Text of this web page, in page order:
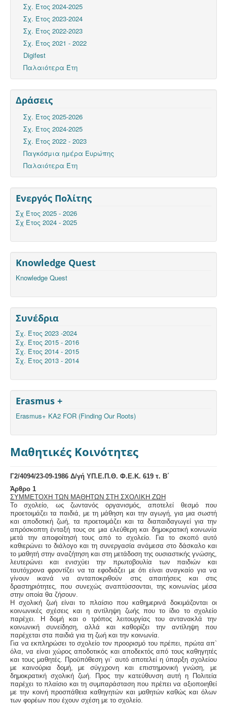
Σχ. Έτος 2024-2025
Σχ. Έτος 2023-2024
Σχ. Έτος 2022-2023
Σχ. Έτος 2021 - 2022
Digifest
Παλαιότερα Έτη
Δράσεις
Σχ. Έτος 2025-2026
Σχ. Έτος 2024-2025
Σχ. Έτος 2022 - 2023
Παγκόσμια ημέρα Ευρώπης
Παλαιότερα Έτη
Ενεργός Πολίτης
Σχ Έτος 2025 - 2026
Σχ Έτος 2024 - 2025
Knowledge Quest
Knowledge Quest
Συνέδρια
Σχ. Έτος 2023 -2024
Σχ. Έτος 2015 - 2016
Σχ. Έτος 2014 - 2015
Σχ. Έτος 2013 - 2014
Erasmus +
Erasmus+ KA2 FOR (Finding Our Roots)
Μαθητικές Κοινότητες
Γ2/4094/23-09-1986 Δ/γή ΥΠ.Ε.Π.Θ. Φ.Ε.Κ. 619 τ. Β΄
Άρθρο 1
ΣΥΜΜΕΤΟΧΗ ΤΩΝ ΜΑΘΗΤΩΝ ΣΤΗ ΣΧΟΛΙΚΗ ΖΩΗ
Το σχολείο, ως ζωντανός οργανισμός, αποτελεί θεσμό που
προετοιμάζει τα παιδιά, με τη μάθηση και την αγωγή, για μια σωστή
και αποδοτική ζωή, τα προετοιμάζει και τα διαπαιδαγωγεί για την
απρόσκοπτη ένταξή τους σε μια ελεύθερη και δημοκρατική κοινωνία
μετά την αποφοίτησή τους από το σχολείο. Για το σκοπό αυτό
καθιερώνει το διάλογο και τη συνεργασία ανάμεσα στο δάσκαλο και
το μαθητή στην αναζήτηση και στη μετάδοση της ουσιαστικής γνώσης,
λευτερώνει και ενισχύει την πρωτοβουλία των παιδιών και
ταυτόχρονα φροντίζει να τα εφοδιάζει με ότι είναι αναγκαίο για να
γίνουν ικανά να ανταποκριθούν στις απαιτήσεις και στις
δραστηριότητες, που συνεχώς αναπτύσσονται, της κοινωνίας μέσα
στην οποία θα ζήσουν.
Η σχολική ζωή είναι το πλαίσιο που καθημερινά δοκιμάζονται οι
κοινωνικές σχέσεις και η αντίληψη ζωής που το ίδιο το σχολείο
παρέχει. Η δομή και ο τρόπος λειτουργίας του αντανακλά την
κοινωνική συνείδηση, αλλά και καθορίζει την αντίληψη που
παρέχεται στα παιδιά για τη ζωή και την κοινωνία.
Για να εκπληρώσει το σχολείο τον προορισμό του πρέπει, πρώτα απ`
όλα, να είναι χώρος αποδοτικός και αποδεκτός από τους καθηγητές
και τους μαθητές. Προϋπόθεση γι` αυτό αποτελεί η ύπαρξη σχολείου
με καινούρια δομή, με σύγχρονη και επιστημονική γνώση, με
δημοκρατική σχολική ζωή. Προς την κατεύθυνση αυτή η Πολιτεία
παρέχει το πλαίσιο και τη συμπαράσταση που πρέπει να αξιοποιηθεί
με την κοινή προσπάθεια καθηγητών και μαθητών καθώς και όλων
των φορέων που έχουν σχέση με το σχολείο.